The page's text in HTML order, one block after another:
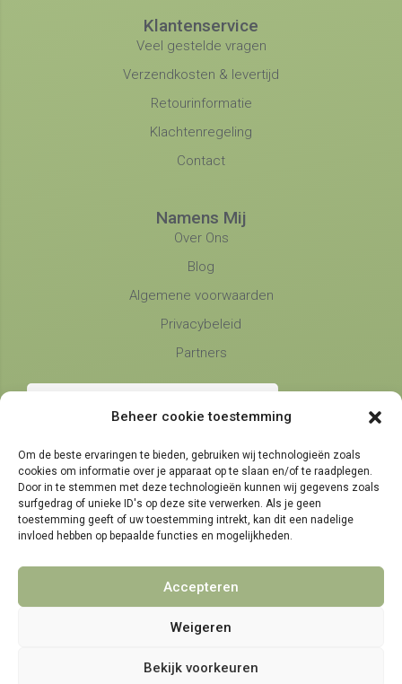
Beheer cookie toestemming
Om de beste ervaringen te bieden, gebruiken wij technologieën zoals
cookies om informatie over je apparaat op te slaan en/of te raadplegen.
Door in te stemmen met deze technologieën kunnen wij gegevens zoals
surfgedrag of unieke ID's op deze site verwerken. Als je geen
toestemming geeft of uw toestemming intrekt, kan dit een nadelige
invloed hebben op bepaalde functies en mogelijkheden.
Accepteren
Weigeren
Bekijk voorkeuren
Telefonische bereikbaarheid
maandag, dinsdag en donderdag
9:00 - 14:30
woensdag en vrijdag
9:00 - 11:30
Klantenservice
Veel gestelde vragen
Verzendkosten & levertijd
Retourinformatie
Klachtenregeling
Contact
Namens Mij
Over Ons
Blog
Algemene voorwaarden
Privacybeleid
Partners
© 2021 - 2026 NamensMij.nl | Gepersonaliseerde Cadeaus